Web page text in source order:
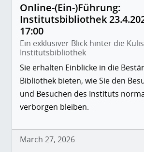
Online-(Ein-)Führung:
Institutsbibliothek
17:00
Ein exklusiver Blick hinter die
Institutsbibliothek
Sie erhalten Einblicke in die
Bibliothek bieten, wie Sie den
und Besuchen des Instituts
verborgen bleiben.
March 27, 2026